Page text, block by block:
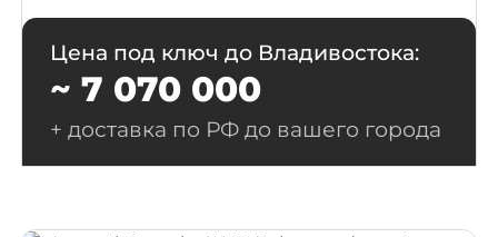
Smart(3)
Цена под ключ до Владивостока:
~ 7 070 000
+ доставка по РФ до вашего города